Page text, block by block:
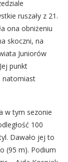
ruszały z 21.
ona obniżeniu
skoczni, na
Juniorów
punkt
natomiast
w tym sezonie
100
Dawało jej to
(95 m). Podium